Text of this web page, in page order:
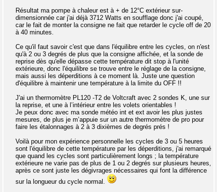
Résultat ma pompe à chaleur est à + de 12°C extérieur sur-
dimensionnée car j'ai déjà 3712 Watts en soufflage donc j'ai coupé,
car le fait de monter la consigne ne fait que retarder le cycle off de 20
à 40 minutes.
Ce qu'il faut savoir c'est que dans l'équilibre entre les cycles, on n'est
qu'à 2 ou 3 degrés de plus que la consigne affichée, et la sonde de
reprise dès qu'elle dépasse cette température dit stop à l'unité
extérieure, donc l'équilibre se trouve entre le réglage de la consigne,
mais aussi les déperditions à ce moment là. Juste une question
d'équilibre à maintenir une température à la limite du OFF !!
J'ai un thermomètre PL120 -T2 de Voltcraft avec 2 sondes K, une sur
la reprise, et une à l’intérieur entre les volets orientables !
Je peux donc avec ma sonde météo int et ext avoir les plus justes
mesures, de plus je m’appuie sur un autre thermomètre de pro pour
faire les étalonnages à 2 à 3 dixièmes de degrés prés !
Voilà pour mon expérience personnelle les cycles de 3 ou 5 heures
sont l'équilibre de cette température par les déperditions, j'ai remarqué
que quand les cycles sont particulièrement longs ; la température
extérieure ne varie pas de plus de 1 ou 2 degrés sur plusieurs heures,
après ce sont juste les dégivrages nécessaires qui font la différence
sur la longueur du cycle normal.